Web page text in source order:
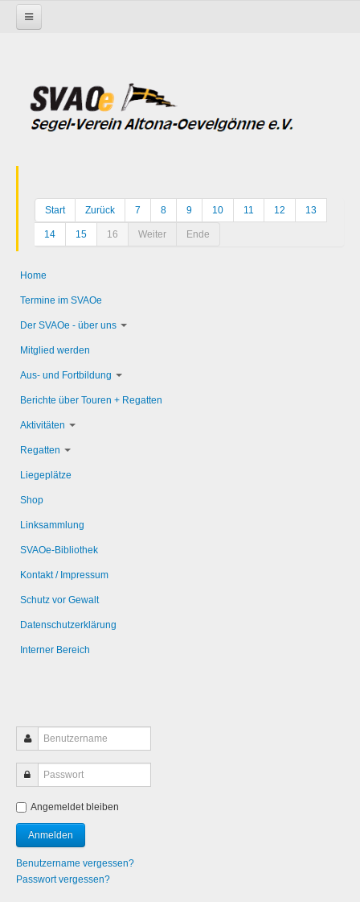
Start Zurück 7 8 9 10 11 12 13
14 15 16 Weiter Ende
Home
Termine im SVAOe
Der SVAOe - über uns
Mitglied werden
Aus- und Fortbildung
Berichte über Touren + Regatten
Aktivitäten
Regatten
Liegeplätze
Shop
Linksammlung
SVAOe-Bibliothek
Kontakt / Impressum
Schutz vor Gewalt
Datenschutzerklärung
Interner Bereich
Angemeldet bleiben
Benutzername vergessen?
Passwort vergessen?